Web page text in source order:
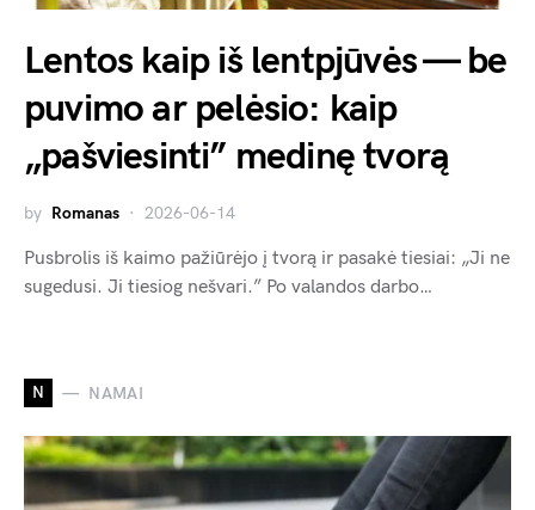
Lentos kaip iš lentpjūvės — be
puvimo ar pelėsio: kaip
„pašviesinti” medinę tvorą
by Romanas 2026-06-14
Pusbrolis iš kaimo pažiūrėjo į tvorą ir pasakė tiesiai: „Ji ne
sugedusi. Ji tiesiog nešvari.” Po valandos darbo…
N NAMAI